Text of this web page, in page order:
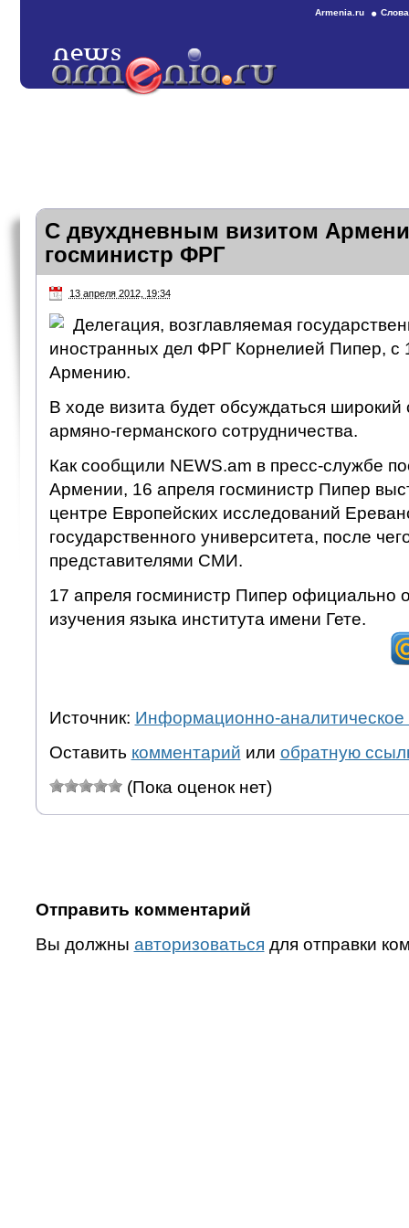
Armenia.ru
С двухдневным визитом
госминистр ФРГ
13 апреля 2012, 19:34
Делегация, возглавляемая
иностранных дел ФРГ Корнелией Пипер, с
Армению.
В ходе визита будет обсуждаться широкий
армяно-германского сотрудничества.
Как сообщили NEWS.am в пресс-службе
Армении, 16 апреля госминистр Пипер
центре Европейских исследований
государственного университета, после
представителями СМИ.
17 апреля госминистр Пипер официально
изучения языка института имени Гете.
Источник: Информационно-аналитическое
Оставить комментарий или обратную
(Пока оценок нет)
Отправить комментарий
Вы должны авторизоваться для отправки